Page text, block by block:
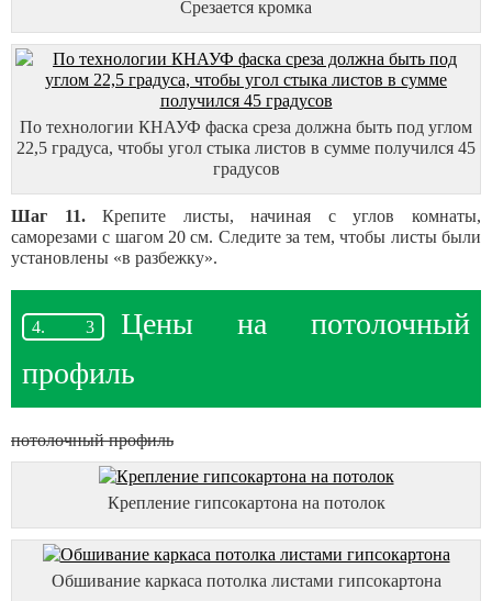
Срезается кромка
По технологии КНАУФ фаска среза должна быть под углом
22,5 градуса, чтобы угол стыка листов в сумме получился 45
градусов
Шаг 11.Крепите листы, начиная с углов комнаты,
саморезами с шагом 20 см. Следите за тем, чтобы листы были
установлены «в разбежку».
Цены на потолочный
профиль
потолочный профиль
Крепление гипсокартона на потолок
Обшивание каркаса потолка листами гипсокартона